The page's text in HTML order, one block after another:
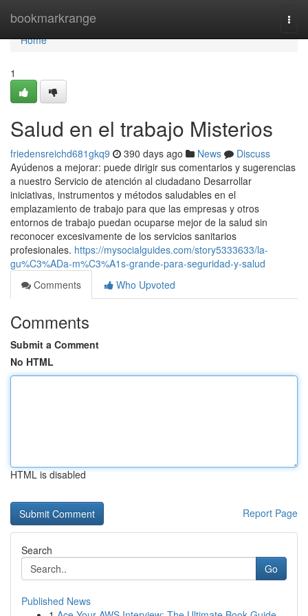
bookmarkrange
Home
Home
1
Salud en el trabajo Misterios
friedensreichd681gkq9 390 days ago News
Discuss
Ayúdenos a mejorar: puede dirigir sus comentarios y sugerencias
a nuestro Servicio de atención al ciudadano Desarrollar
iniciativas, instrumentos y métodos saludables en el
emplazamiento de trabajo para que las empresas y otros
entornos de trabajo puedan ocuparse mejor de la salud sin
reconocer excesivamente de los servicios sanitarios
profesionales. https://mysocialguides.com/story5333633/la-
gu%C3%ADa-m%C3%A1s-grande-para-seguridad-y-salud
Comments
Who Upvoted
Comments
Submit a Comment
No HTML
HTML is disabled
Report Page
Search
Go
Published News